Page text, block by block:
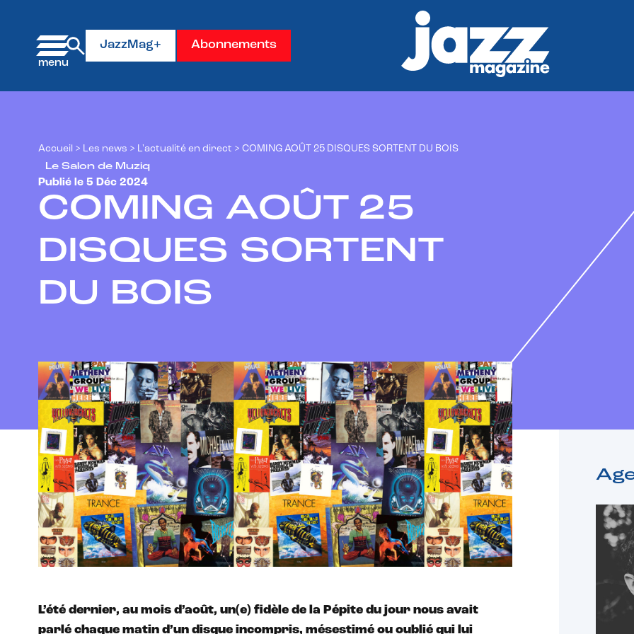
JazzMag+ Abonnements
Accueil > Les news > L'actualité en direct > COMING AOÛT 25 DISQUES SORTENT DU BOIS
Le Salon de Muziq
Publié le 5 Déc 2024
COMING AOÛT 25
DISQUES SORTENT
DU BOIS
L’été dernier, au mois d’août, un(e) fidèle de la Pépite du jour nous avait
parlé chaque matin d’un disque incompris, mésestimé ou oublié qui lui